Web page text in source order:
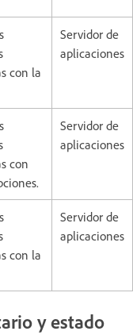
con la
Servidor de
aplicaciones
con
Servidor de
aplicaciones
con la
Servidor de
aplicaciones
y estado